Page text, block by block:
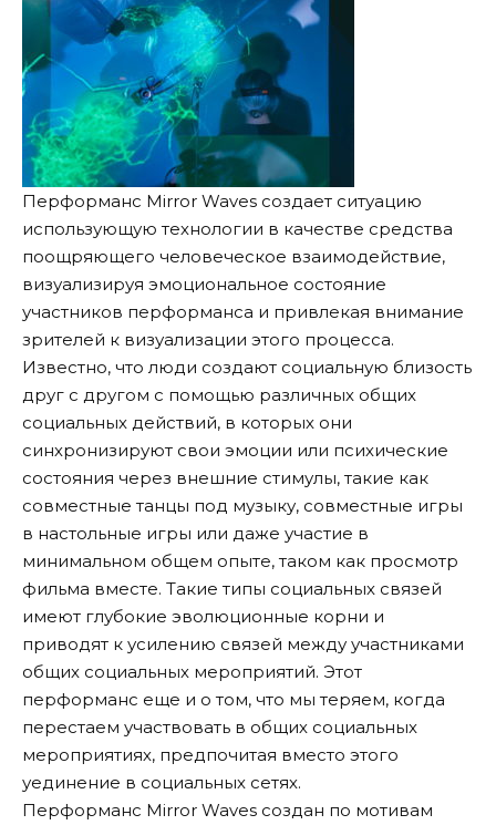
Перформанс Mirror Waves создает ситуацию
использующую технологии в качестве средства
поощряющего человеческое взаимодействие,
визуализируя эмоциональное состояние
участников перформанса и привлекая внимание
зрителей к визуализации этого процесса.
Известно, что люди создают социальную близость
друг с другом с помощью различных общих
социальных действий, в которых они
синхронизируют свои эмоции или психические
состояния через внешние стимулы, такие как
совместные танцы под музыку, совместные игры
в настольные игры или даже участие в
минимальном общем опыте, таком как просмотр
фильма вместе. Такие типы социальных связей
имеют глубокие эволюционные корни и
приводят к усилению связей между участниками
общих социальных мероприятий. Этот
перформанс еще и о том, что мы теряем, когда
перестаем участвовать в общих социальных
мероприятиях, предпочитая вместо этого
уединение в социальных сетях.
Перформанс Mirror Waves создан по мотивам